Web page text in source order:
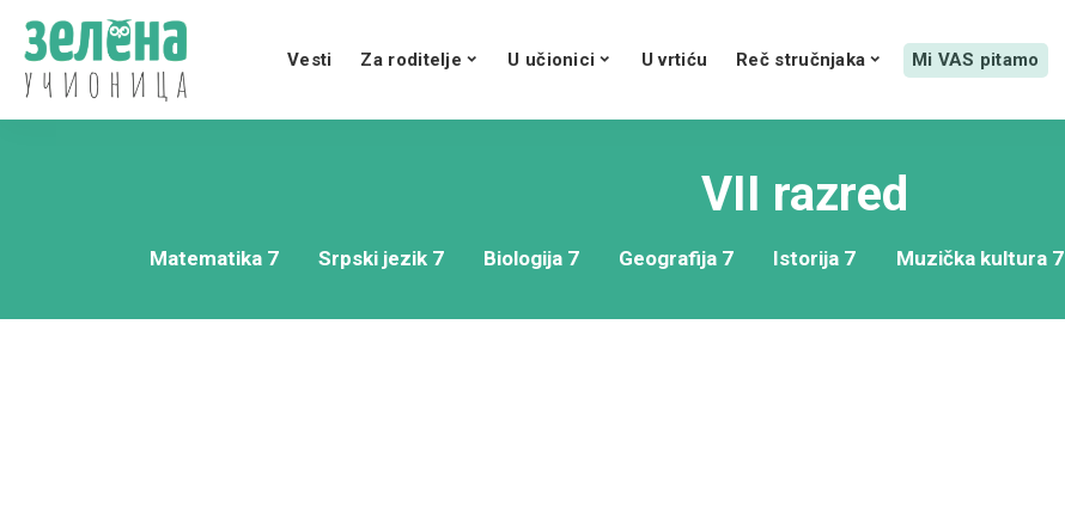
Vesti Za roditelje U učionici U vrtiću Reč stručnjaka Mi VAS pitamo
VII razred
Matematika 7 Srpski jezik 7 Biologija 7 Geografija 7 Istorija 7 Muzička kultura 7